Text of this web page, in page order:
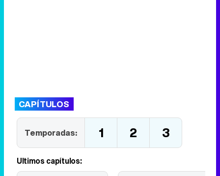
CAPÍTULOS
Temporadas: 1 2 3
Últimos capítulos: